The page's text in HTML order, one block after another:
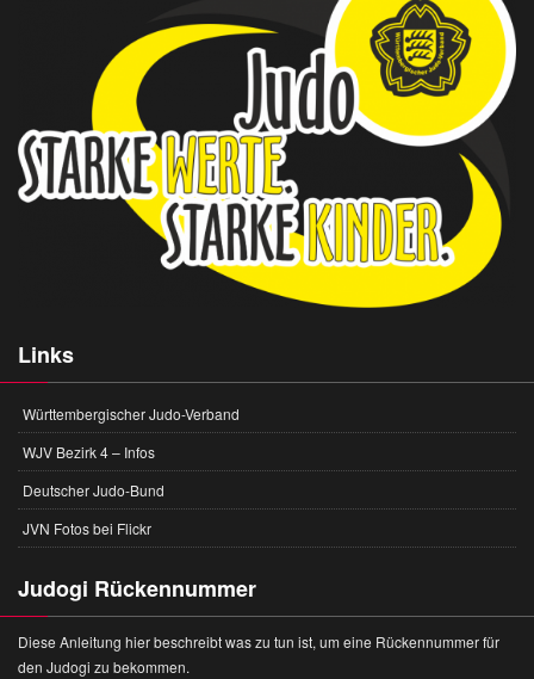
Links
Württembergischer Judo-Verband
WJV Bezirk 4 – Infos
Deutscher Judo-Bund
JVN Fotos bei Flickr
Judogi Rückennummer
Diese Anleitung hier beschreibt was zu tun ist, um eine Rückennummer für
den Judogi zu bekommen.